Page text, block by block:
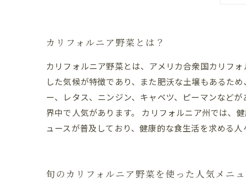
カリフォルニア野菜とは？
カリフォルニア野菜とは、アメリカ合衆国カリフ
した気候が特徴であり、また肥沃な土壌もあるた
ー、レタス、ニンジン、キャベツ、ピーマンなど
界中で人気があります。 カリフォルニア州では、
ュースが普及しており、健康的な食生活を求める
旬のカリフォルニア野菜を使った人気メニュ